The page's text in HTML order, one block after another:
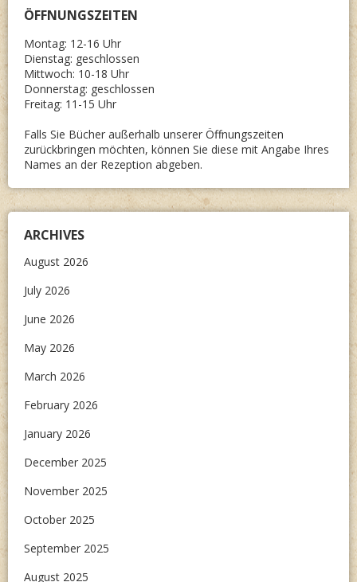
ÖFFNUNGSZEITEN
Montag: 12-16 Uhr
Dienstag: geschlossen
Mittwoch: 10-18 Uhr
Donnerstag: geschlossen
Freitag: 11-15 Uhr
Falls Sie Bücher außerhalb unserer Öffnungszeiten
zurückbringen möchten, können Sie diese mit Angabe Ihres
Names an der Rezeption abgeben.
ARCHIVES
August 2026
July 2026
June 2026
May 2026
March 2026
February 2026
January 2026
December 2025
November 2025
October 2025
September 2025
August 2025